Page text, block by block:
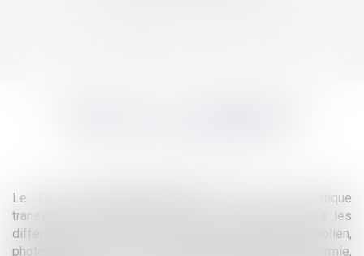
Le Cabinet
dispose d’une pratique
transversale et intégrée du droit de l’énergie, dans les
différents secteurs des énergies renouvelables (éolien,
photovoltaïque, biomasse, hydroélectricité, géothermie,